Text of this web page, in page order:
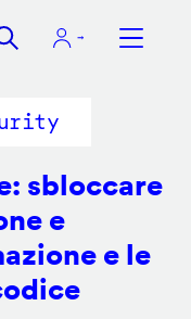
sbloccare
e
e le